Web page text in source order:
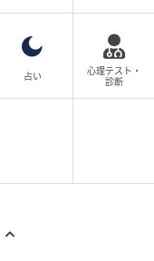
占い
心理テスト・
診断